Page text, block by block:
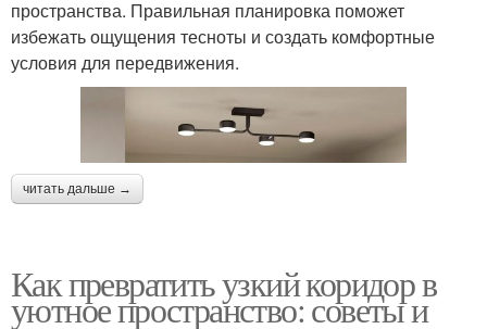
пространства. Правильная планировка поможет
избежать ощущения тесноты и создать комфортные
условия для передвижения.
читать дальше →
Как превратить узкий коридор в
уютное пространство: советы и